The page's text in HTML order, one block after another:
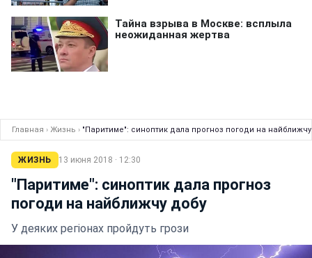
Главная › Жизнь › "Паритиме": синоптик дала прогноз погоди на
ЖИЗНЬ 13 июня 2018 · 12:30
"Паритиме": синоптик дала прогноз
погоди на найближчу добу
У деяких регіонах пройдуть грози